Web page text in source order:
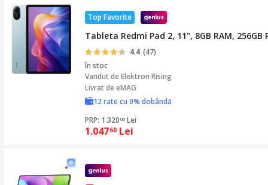
Top Favorite
Tableta Redmi Pad 2, 11", 8GB RAM,
4.4 (47)
în stoc
Vandut deElektron Rising
Livrat de eMAG
12 rate cu 0% dobândă
PRP: 1.320 00 Lei
1.04760 Lei